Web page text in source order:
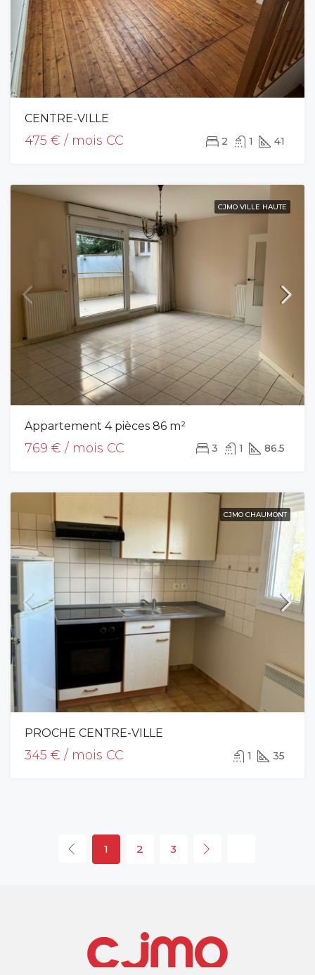
CENTRE-VILLE
475 € / mois CC 2 1 41
CJMO VILLE HAUTE
Appartement 4 pièces 86 m²
769 € / mois CC 3 1 86.5
CJMO CHAUMONT
PROCHE CENTRE-VILLE
345 € / mois CC 1 35
1 2 3